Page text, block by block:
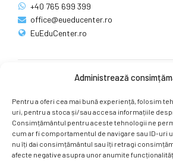
Administrează
Pentru a oferi cea mai bună experiență, folosim
uri, pentru a stoca și/sau accesa informațiile
Consimțământul pentru aceste tehnologii ne
cum ar fi comportamentul de navigare sau ID-uri
nu îți dai consimțământul sau îți retragi
afecte negative asupra unor anumite
+40 765 699 399
office@eueducenter.ro
EuEduCenter.ro
Ne puteți găsi și pe rețelele sociale.